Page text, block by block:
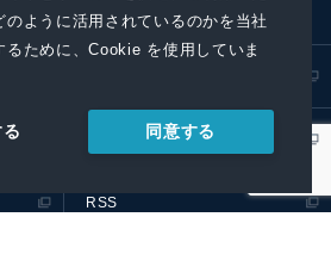
のように活用されているのかを当社
るために、Cookie を使用していま
同意する
プレスリリース取扱基準
RSS